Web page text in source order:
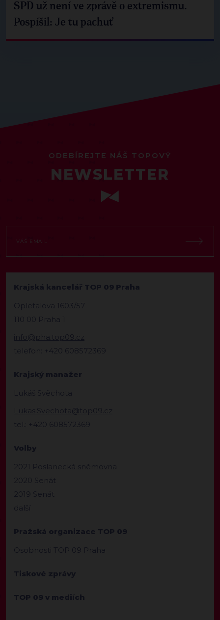
SPD už není ve zprávě o extremismu.
Pospíšil: Je tu pachuť
ODEBÍREJTE NÁŠ TOPOVÝ
NEWSLETTER
Krajská kancelář TOP 09 Praha
Opletalova 1603/57
110 00 Praha 1
info@pha.top09.cz
telefon: +420 608572369
Krajský manažer
Lukáš Svěchota
Lukas.Svechota@top09.cz
tel.: +420 608572369
Volby
2021 Poslanecká sněmovna
2020 Senát
2019 Senát
další
Pražská organizace TOP 09
Osobnosti TOP 09 Praha
Tiskové zprávy
TOP 09 v mediích